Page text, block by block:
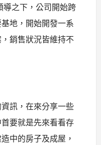
之下，公司開始跨
地，開始開發一系
銷售狀況皆維持不
訊，在來分享一些
要就是先來看看存
中的房子及成屋，